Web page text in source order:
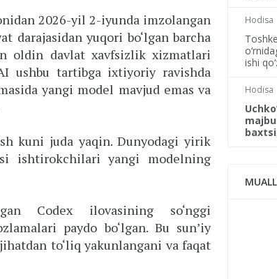
2026-yil 2-iyunda imzolangan
darajasidan yuqori bo‘lgan barcha
oldin davlat xavfsizlik xizmatlari
ushbu tartibga ixtiyoriy ravishda
yangi model mavjud emas va
kuni juda yaqin. Dunyodagi yirik
ishtirokchilari yangi modelning
Codex ilovasining so‘nggi
paydo bo‘lgan. Bu sun’iy
to‘liq yakunlangani va faqat
Hodisa
ishi
Hodisa